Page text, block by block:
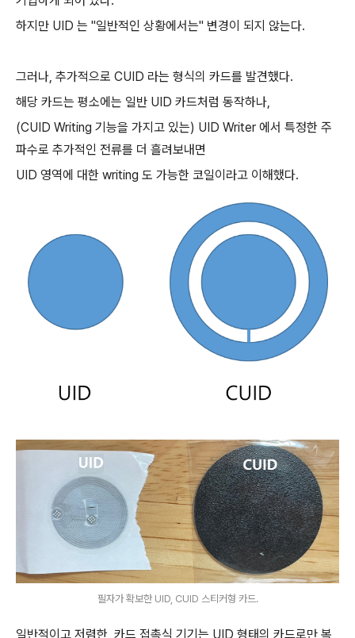
하지만 UID 는 "일반적인 상황에서는" 변경이 되지 않는다.
그러나, 추가적으로 CUID 라는 형식의 카드를 발견했다.
해당 카드는 평소에는 일반 UID 카드처럼 동작하나,
(CUID Writing 기능을 가지고 있는) UID Writer 에서 특정한 주
파수로 추가적인 전류를 더 흘려보내면
UID 영역에 대한 writing 도 가능한 코일이라고 이해했다.
필자가 확보한 UID, CUID 스티커형 카드.
일반적이고 저렴한, 카드 접촉식 기기는 UID 형태의 카드로만 복